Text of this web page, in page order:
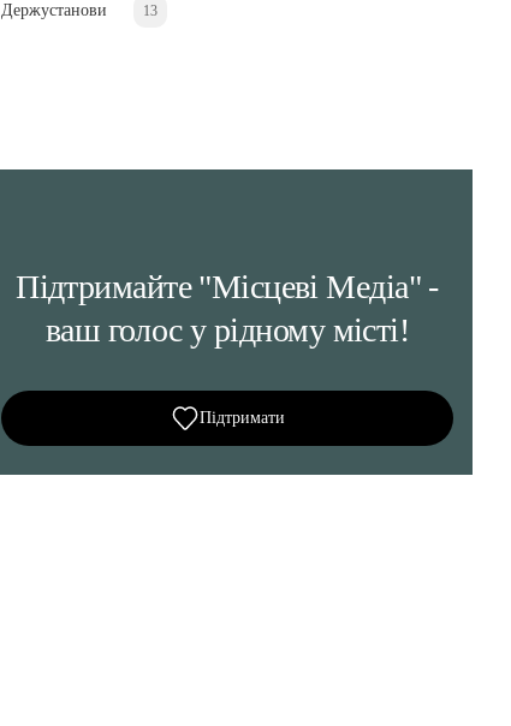
Держустанови 13
Підтримайте "Місцеві Медіа" -
ваш голос у рідному місті!
Підтримати